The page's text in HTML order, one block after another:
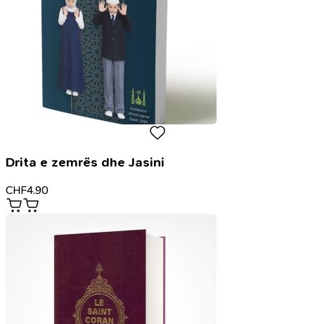
Drita e zemrës dhe Jasini
CHF4.90